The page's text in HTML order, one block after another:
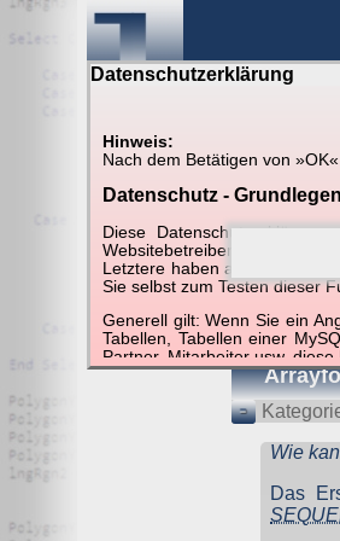
Datenschutzerklärung
Hinweis:
Nach dem Betätigen von
Datenschutz -
Diese
Websitebetreiber von
Letztere haben aufgrund
Sie selbst zum Testen dieser
Generell gilt: Wenn Sie ein
Tabellen, Tabellen einer
Partner, Mitarbeiter usw.
Der Websitebetreiber nimmt
Technologien und die
Datenschutzerklärung in
Definitionen der verwendeten
Suche in
Wie
Das